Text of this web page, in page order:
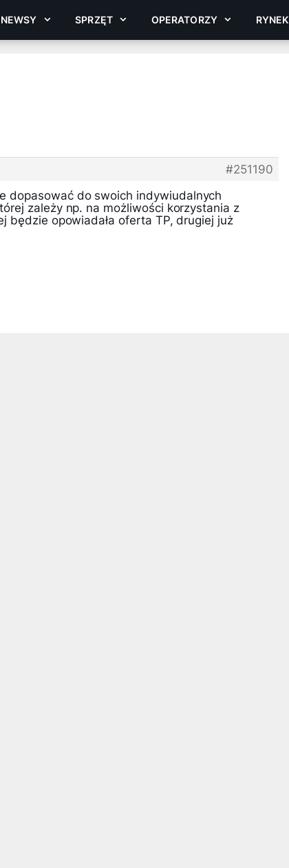
NEWSY SPRZĘT OPERATORZY RYNEK
#251190
dopasować do swoich indywiudalnych
zależy np. na możliwości korzystania z
będzie opowiadała oferta TP, drugiej już